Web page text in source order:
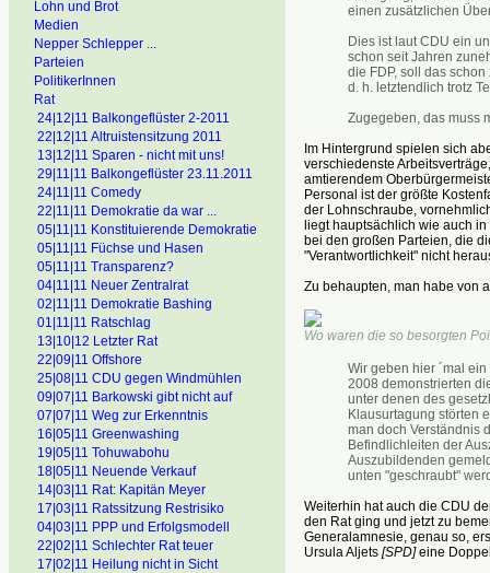
Lohn und Brot
Medien
Nepper Schlepper ...
Parteien
PolitikerInnen
Rat
24|12|11 Balkongeflüster 2-2011
22|12|11 Altruistensitzung 2011
13|12|11 Sparen - nicht mit uns!
29|11|11 Balkongeflüster 23.11.2011
24|11|11 Comedy
22|11|11 Demokratie da war ...
05|11|11 Konstituierende Demokratie
05|11|11 Füchse und Hasen
05|11|11 Transparenz?
04|11|11 Neuer Zentralrat
02|11|11 Demokratie Bashing
01|11|11 Ratschlag
13|10|12 Letzter Rat
22|09|11 Offshore
25|08|11 CDU gegen Windmühlen
09|07|11 Barkowski gibt nicht auf
07|07|11 Weg zur Erkenntnis
16|05|11 Greenwashing
19|05|11 Tohuwabohu
18|05|11 Neuende Verkauf
14|03|11 Rat: Kapitän Meyer
17|03|11 Ratssitzung Restrisiko
04|03|11 PPP und Erfolgsmodell
22|02|11 Schlechter Rat teuer
17|02|11 Heilung nicht in Sicht
einen zusätzlichen
Dies ist laut CDU ein
schon seit Jahren
die FDP, soll das
d. h. letztendlich trotz
Zugegeben, das muss
Im Hintergrund spielen sich
verschiedenste
amtierendem
Personal ist der größte
der Lohnschraube,
liegt hauptsächlich wie auch
bei den großen Parteien, die
"Verantwortlichkeit" nicht
Zu behaupten, man habe von
Wo waren die so besorgten
Wir geben hier ´mal
2008 demonstrierten
unter denen des
Klausurtagung störten
man doch Verständnis
Befindlichleiten der
Auszubildenden
unten "geschraubt"
Weiterhin hat auch die CDU
den Rat ging und jetzt zu
Generalamnesie, genau so,
Ursula Aljets [SPD]eine